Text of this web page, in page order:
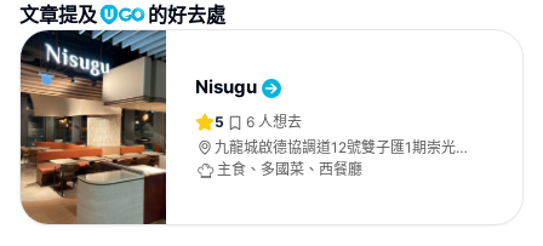
文章提及 的好去處
Nisugu
5 6 人想去
九龍城啟德協調道12號雙子匯1期崇光啟
德店食匯堂14樓1402號舖
主食、多國菜、西餐廳